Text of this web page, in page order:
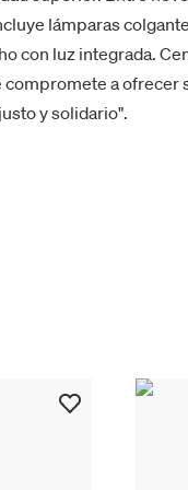
lámparas
con luz integrada.
compromete a
y solidario".